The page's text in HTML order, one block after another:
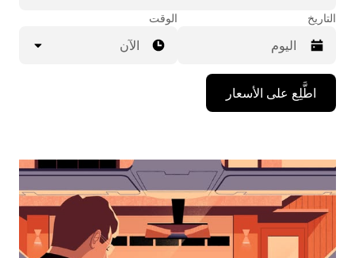
التاريخ
اضغط
على
مفتاح
للأسفل
لاستخدام
التقويم
التاريخ.
اضغط
على
الوقت
الآن
اطَّلِع على الأسعار